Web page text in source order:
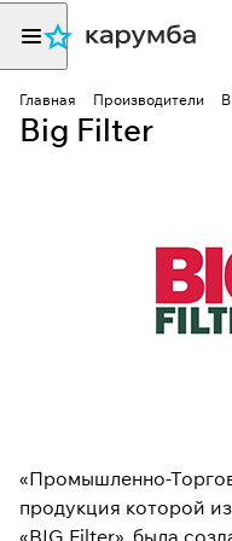
Главная Производители
Big Filter
«Промышленно-
продукция которой
«BIG Filter», была